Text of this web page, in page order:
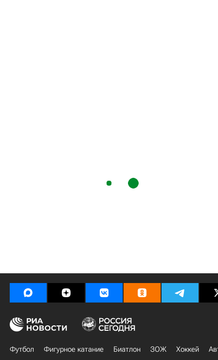
Футбол Фигурное катание Биатлон ЗОЖ Хоккей